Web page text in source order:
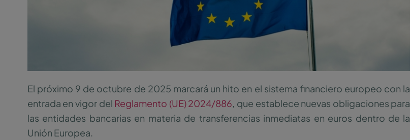
El próximo 9 de octubre de 2025 marcará un hito en el sistema financiero europeo con la
entrada en vigor del Reglamento (UE) 2024/886, que establece nuevas obligaciones para
las entidades bancarias en materia de transferencias inmediatas en euros dentro de la
Unión Europea.